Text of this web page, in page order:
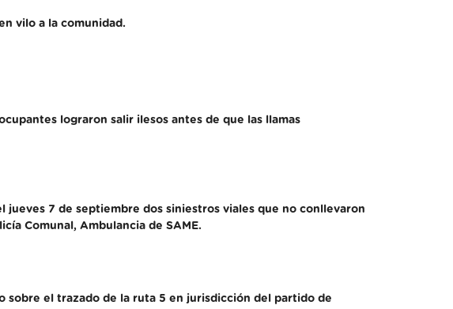
vilo a la comunidad.
lograron salir ilesos antes de que las llamas
jueves 7 de septiembre dos siniestros viales que no conllevaron
Comunal, Ambulancia de SAME.
sobre el trazado de la ruta 5 en jurisdicción del partido de